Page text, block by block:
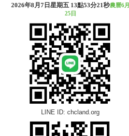
2026年8月7日 星期五 13點53分22秒農曆6月
25日
LINE ID: chcland.org